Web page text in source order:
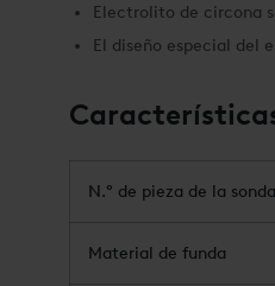
Electrolito de circona
El diseño especial del
N.° de pieza de la sonda
Material de funda